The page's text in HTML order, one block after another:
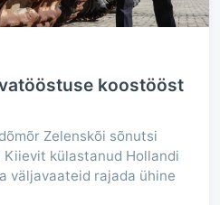
koostööst
Zelenskõi sõnutsi
külastanud Hollandi
väljavaateid rajada ühine